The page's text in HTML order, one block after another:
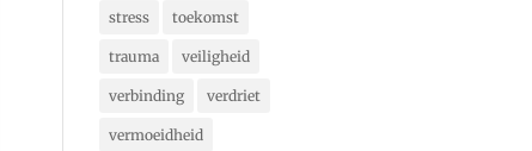
stress toekomst
trauma veiligheid
verbinding verdriet
vermoeidheid